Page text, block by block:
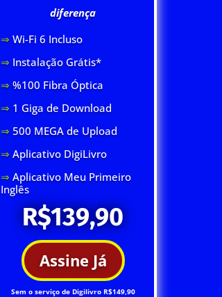
diferença
⇒ Wi-Fi 6 Incluso
⇒ Instalação Grátis*
⇒ %100 Fibra Óptica
⇒ 1 Giga de Download
⇒ 500 MEGA de Upload
⇒ Aplicativo DigiLivro
⇒ Aplicativo Meu Primeiro
Inglês
R$139,90
Assine Já
Sem o serviço de Digilivro R$149,90